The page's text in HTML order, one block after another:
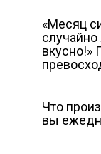
«Месяц
вкусно!»
Что
вы